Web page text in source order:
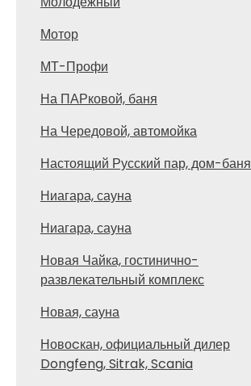
Мотор
МТ-Профи
На ПАРковой, баня
На Чередовой, автомойка
Настоящий Русский пар, дом-баня
Ниагара, сауна
Ниагара, сауна
Новая Чайка, гостинично-
развлекательный комплекс
Новая, сауна
Новоcкан, официальный дилер
Dongfeng, Sitrak, Scania